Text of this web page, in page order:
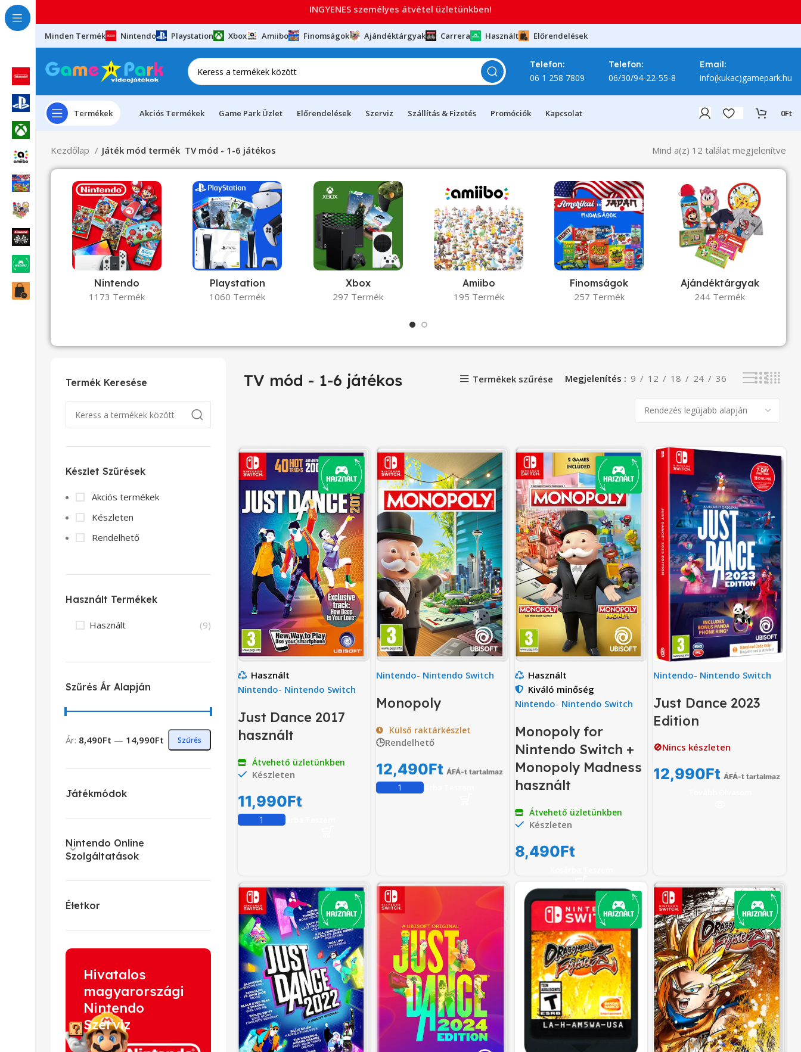
Minden Termék Nintendo Playstation Xbox Amiibo Finomságok Ajándéktárgyak Carrera Használt Előrendelések
Telefon:
06 1 258 7809
Telefon:
06/30/94-22-55-8
Email:
info(kukac)gamepark.hu
Termékek Akciós Termékek Game Park Üzlet Előrendelések Szerviz Szállítás & Fizetés Promóciók Kapcsolat 0Ft
Kezdőlap Játék mód termék TV mód - 1-6 játékos Mind a(z) 12 találat megjelenítve
Nintendo
1173 Termék
Playstation
1060 Termék
Xbox
297 Termék
Amiibo
195 Termék
Finomságok
257 Termék
Ajándéktárgyak
244 Termék
Termék Keresése
Készlet Szűrések
Akciós termékek
Készleten
Rendelhető
Használt Termékek
Használt (9)
Szűrés Ár Alapján
Szűrés
Ár: 8,490Ft — 14,990Ft
Játékmódok
Nintendo Online
Szolgáltatások
Életkor
Hivatalos
magyarországi
Nintendo
Szerviz
TV mód - 1-6 játékos Termékek szűrése Megjelenítés 9 12 18 24 36
Használt
Nintendo- Nintendo Switch
Just Dance 2017
használt
Átvehető üzletünkben
Készleten
11,990Ft
Kosárba Teszem
Nintendo- Nintendo Switch
Monopoly
Külső raktárkészlet
🕒Rendelhető
12,490Ft ÁFÁ-t tartalmaz
Kosárba Teszem
Használt
Kiváló minőség
Nintendo- Nintendo Switch
Monopoly for
Nintendo Switch +
Monopoly Madness
használt
Átvehető üzletünkben
Készleten
8,490Ft
Nintendo- Nintendo Switch
Just Dance 2023
Edition
🚫Nincs készleten
12,990Ft ÁFÁ-t tartalmaz
INGYENES személyes átvétel üzletünkben!